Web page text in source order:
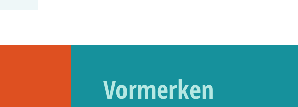
Vormerken